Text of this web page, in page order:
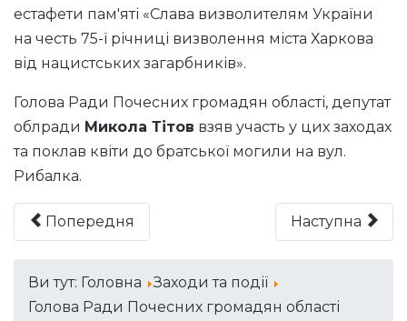
естафети пам'яті «Слава визволителям України
на честь 75-ї річниці визволення міста Харкова
від нацистських загарбників».
Голова Ради Почесних громадян області, депутат
облради Микола Тітов взяв участь у цих заходах
та поклав квіти до братської могили на вул.
Рибалка.
Попередня Наступна
Ви тут: Головна
Заходи та події
Голова Ради Почесних громадян області